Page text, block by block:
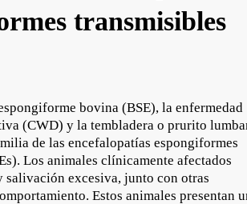
transmisibles
bovina (BSE), la enfermedad
(CWD) y la tembladera o prurito
de las encefalopatías espongiformes
Los animales clínicamente afectados
salivación excesiva, junto con otras
Estos animales presentan